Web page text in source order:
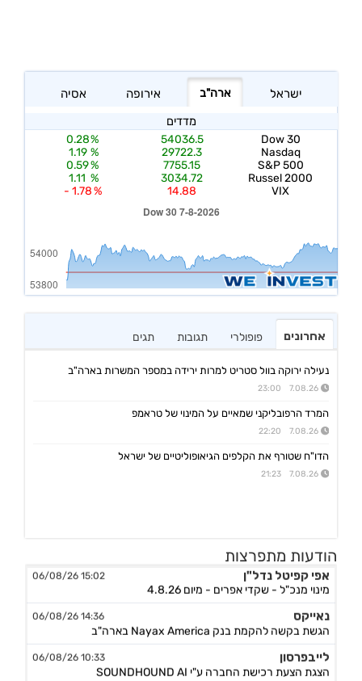
אחרונים פופולרי תגובות תגים
נעילה ירוקה בוול סטריט למרות ירידה במספר המשרות בארה"ב
7.08.26 23:00
המרד הרפובליקני שמאיים על המינוי של טראמפ
7.08.26 22:20
הדו"ח שטורף את הקלפים הגיאופוליטיים של ישראל
7.08.26 21:23
הודעות מתפרצות
אפי קפיטל נדל"ן 15:02 06/08/26
מינוי מנכ"ל - שקדי אפרים - מיום 4.8.26
נאייקס 14:36 06/08/26
הגשת בקשה להקמת בנק Nayax America בארה"ב
לייבפרסון 10:33 06/08/26
הצגת הצעת רכישת החברה ע"י SOUNDHOUND AI